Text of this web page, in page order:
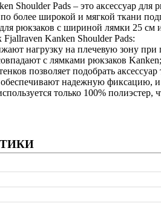
Shoulder Pads – это аксессуар
по более широкой и мягкой ткани
рюкзаков с шириной лямки 25 см
Kanken Shoulder Pads:
нагрузку на плечевую зону при
с лямками рюкзаков Kanken;
позволяет подобрать
надежную фиксацию, и
только 100%